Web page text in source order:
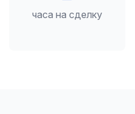
часа на сделку